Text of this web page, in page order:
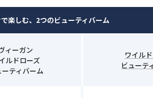
楽しむ、2つのビューティバーム
ィーガン
ルドローズ
ーティバーム
ワイル
ビューテ